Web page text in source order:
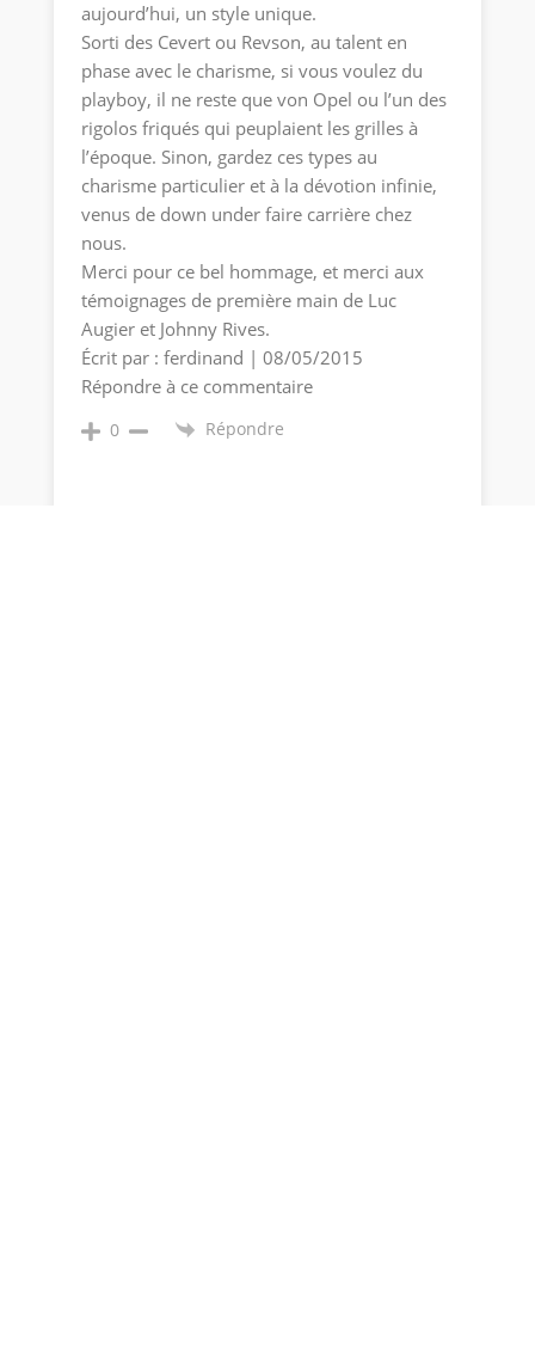
aujourd’hui, un style unique.
Sorti des Cevert ou Revson, au talent en
phase avec le charisme, si vous voulez du
playboy, il ne reste que von Opel ou l’un des
rigolos friqués qui peuplaient les grilles à
l’époque. Sinon, gardez ces types au
charisme particulier et à la dévotion infinie,
venus de down under faire carrière chez
nous.
Merci pour ce bel hommage, et merci aux
témoignages de première main de Luc
Augier et Johnny Rives.
Écrit par : ferdinand | 08/05/2015
Répondre à ce commentaire
0 Répondre